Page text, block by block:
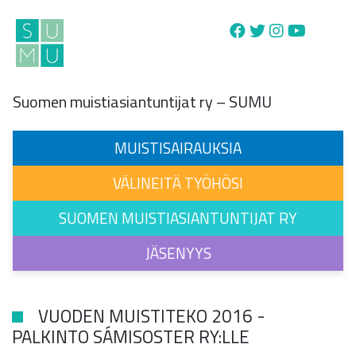
Main Navigation
Suomen muistiasiantuntijat ry – SUMU
MUISTISAIRAUKSIA
VÄLINEITÄ TYÖHÖSI
SUOMEN MUISTIASIANTUNTIJAT RY
JÄSENYYS
VUODEN MUISTITEKO 2016 -
PALKINTO SÁMISOSTER RY:LLE